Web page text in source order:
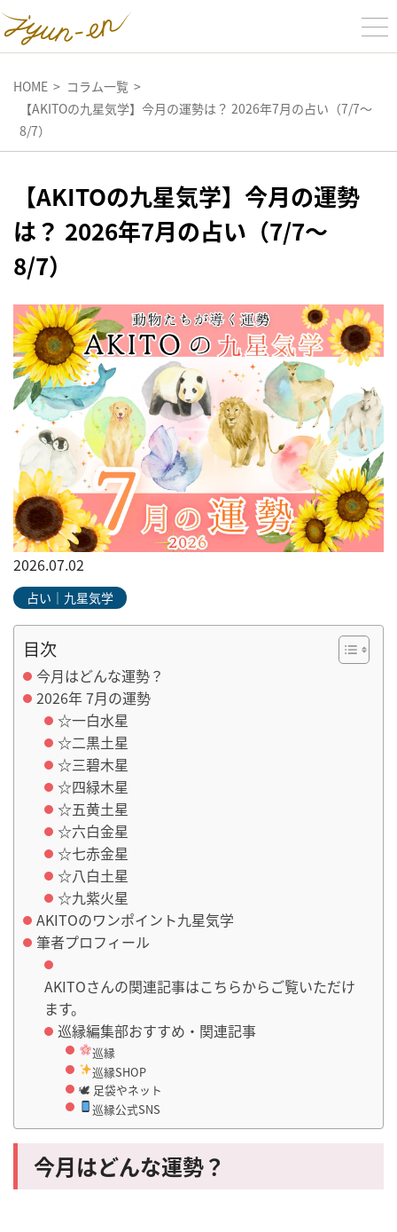
HOME
コラム一覧
【AKITOの九星気学】今月の運勢は？ 2026年7月の占い（7/7～
8/7）
【AKITOの九星気学】今月の運勢
は？ 2026年7月の占い（7/7～
8/7）
2026.07.02
占い｜九星気学
目次
今月はどんな運勢？
2026年 7月の運勢
☆一白水星
☆二黒土星
☆三碧木星
☆四緑木星
☆五黄土星
☆六白金星
☆七赤金星
☆八白土星
☆九紫火星
AKITOのワンポイント九星気学
筆者プロフィール
AKITOさんの関連記事はこちらからご覧いただけ
ます。
巡縁編集部おすすめ・関連記事
巡縁
巡縁SHOP
🕊 足袋やネット
巡縁公式SNS
今月はどんな運勢？